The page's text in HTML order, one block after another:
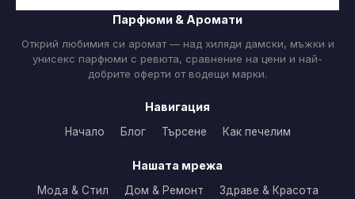
Парфюми & Аромати
Открий любимия си аромат — над хиляди дамски, мъжки и
унисекс парфюми с ревюта, сравнение на цени и най-
добрите оферти от водещи марки.
Навигация
Начало Блог Търсене Как печелим
Нашата мрежа
Мода & Стил Дом & Ремонт
Здраве & Красота